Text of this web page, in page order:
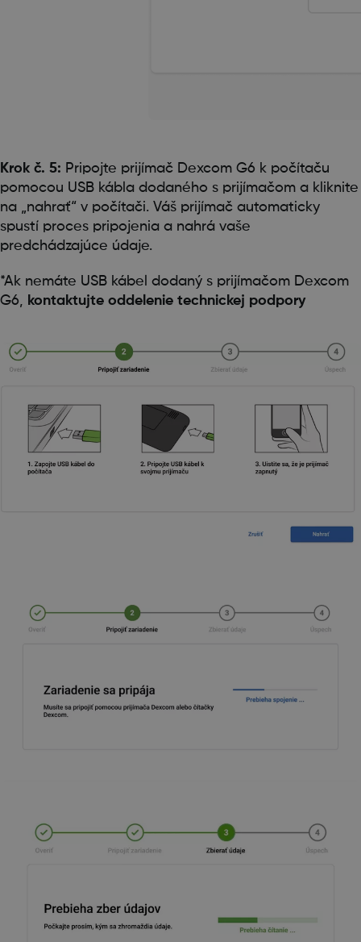
Krok č. 5: Pripojte prijímač Dexcom G6 k počítaču
pomocou USB kábla dodaného s prijímačom a kliknite
na „nahrať“ v počítači. Váš prijímač automaticky
spustí proces pripojenia a nahrá vaše
predchádzajúce údaje.
*Ak nemáte USB kábel dodaný s prijímačom Dexcom
G6, kontaktujte oddelenie technickej podpory